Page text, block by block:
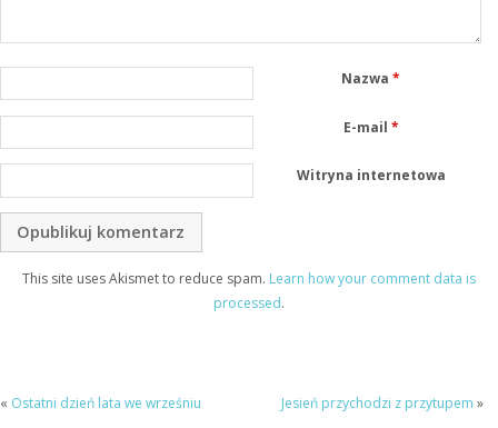
Nazwa*
E-mail *
Witryna internetowa
This site uses Akismet to reduce spam. Learn how your comment data is
processed.
« Ostatni dzień lata we wrześniu Jesień przychodzi z przytupem »